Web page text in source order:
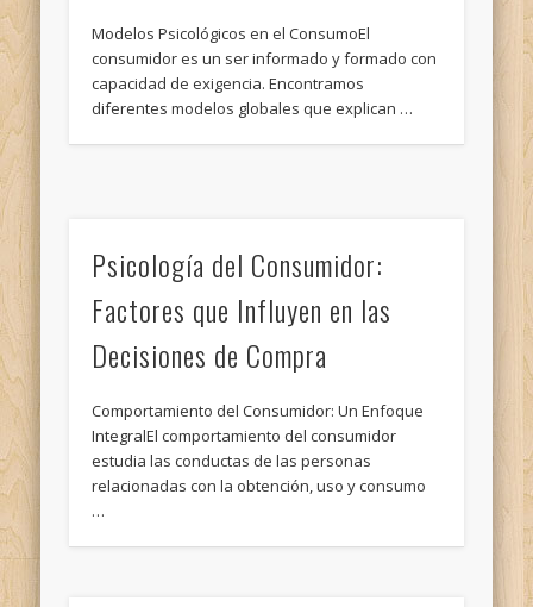
Modelos Psicológicos en el ConsumoEl
consumidor es un ser informado y formado con
capacidad de exigencia. Encontramos
diferentes modelos globales que explican …
Psicología del Consumidor:
Factores que Influyen en las
Decisiones de Compra
Comportamiento del Consumidor: Un Enfoque
IntegralEl comportamiento del consumidor
estudia las conductas de las personas
relacionadas con la obtención, uso y consumo
…